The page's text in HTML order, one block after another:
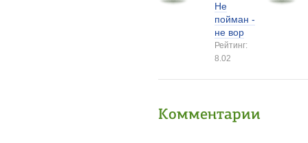
Не
пойман -
не вор
Рейтинг:
8.02
Комментарии